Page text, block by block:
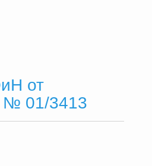
от
№ 01/3413